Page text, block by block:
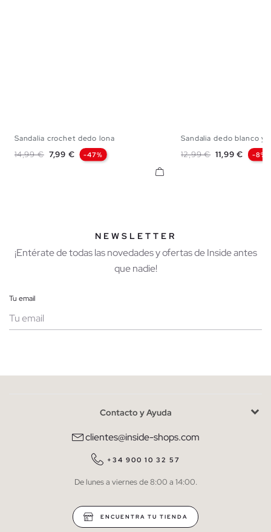
Sandalia crochet dedo lona
Precio base
14,99 € Precio
7,99 € -47%
Sandalia dedo blanco y
Precio base
12,99 € Precio
11,99 € -8%
NEWSLETTER
¡Entérate de todas las novedades y ofertas de Inside antes
que nadie!
Tu email
He leído y entiendo lapolítica de privacidad
QUIERO SUSCRIBIRME
* Puedes cancelar la suscripción en cualquier momento.
Contacto y Ayuda
clientes@inside-shops.com
+34 900 10 32 57
De lunes a viernes de 8:00 a 14:00.
ENCUENTRA TU TIENDA